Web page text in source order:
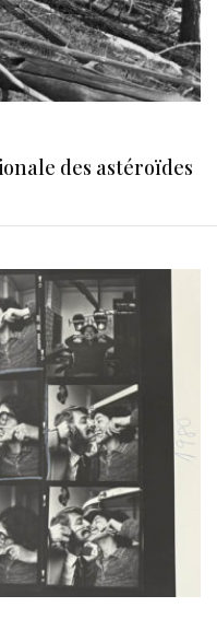
des astéroïdes